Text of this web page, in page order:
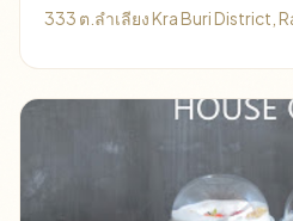
333 ต.ลำเลียง Kra Buri District,